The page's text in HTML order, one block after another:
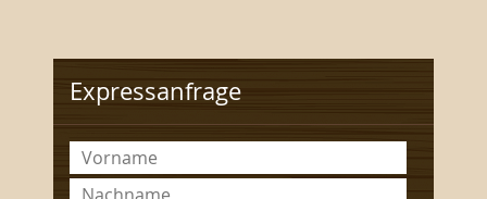
Expressanfrage